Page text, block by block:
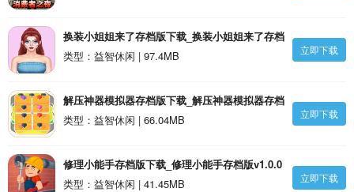
换装小姐姐来了存档版下载_换装小姐姐来了存档
版v187.1.2安卓版
类型：益智休闲 | 97.4MB 立即下载
解压神器模拟器存档版下载_解压神器模拟器存档
版v1.0.1安卓版
类型：益智休闲 | 66.04MB 立即下载
修理小能手存档版下载_修理小能手存档版v1.0.0
安卓版
类型：益智休闲 | 41.45MB 立即下载